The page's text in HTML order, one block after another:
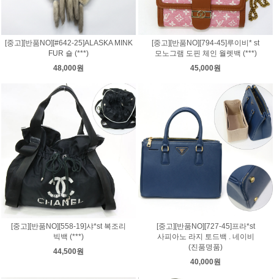
[중고][반품NO][#642-25]ALASKA MINK
FUR 숄 (***)
48,000원
[중고][반품NO][794-45]루이비* st
모노그램 도핀 체인 월렛백 (***)
45,000원
[중고][반품NO][558-19]샤*st 복조리
빅백 (***)
44,500원
[중고][반품NO][727-45]프라*st
사피아노 라지 토드백 . 네이비
(진품명품)
40,000원